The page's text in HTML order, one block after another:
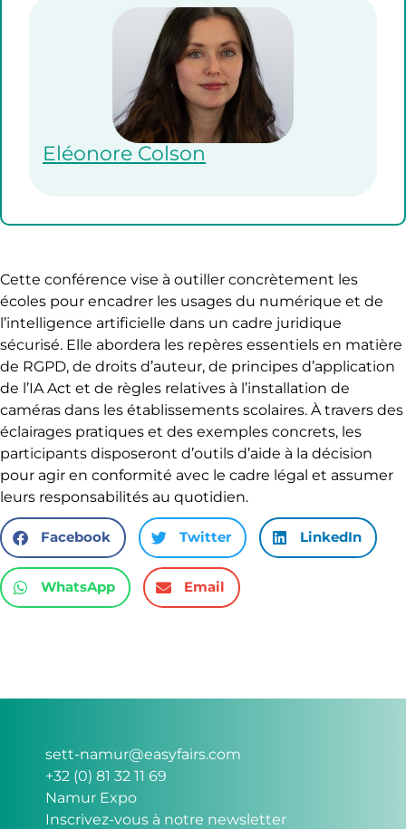
Eléonore Colson
Cette conférence vise à outiller concrètement les
écoles pour encadrer les usages du numérique et de
l’intelligence artificielle dans un cadre juridique
sécurisé. Elle abordera les repères essentiels en matière
de RGPD, de droits d’auteur, de principes d’application
de l’IA Act et de règles relatives à l’installation de
caméras dans les établissements scolaires. À travers des
éclairages pratiques et des exemples concrets, les
participants disposeront d’outils d’aide à la décision
pour agir en conformité avec le cadre légal et assumer
leurs responsabilités au quotidien.
Facebook Twitter LinkedIn
WhatsApp Email
sett-namur@easyfairs.com
+32 (0) 81 32 11 69
Namur Expo
Inscrivez-vous à notre newsletter